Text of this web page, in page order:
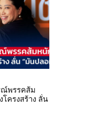
ณ์พรรคส้ม
ครงสร้าง ลั่น